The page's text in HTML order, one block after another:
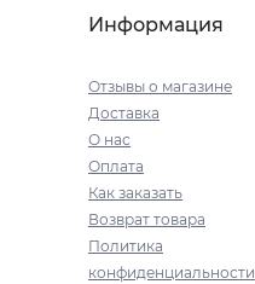
Информация
Отзывы о магазине
Доставка
О нас
Оплата
Как заказать
Возврат товара
Политика
конфиденциальности